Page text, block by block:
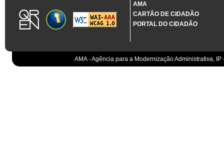
AMA
CARTÃO DE CIDADÃO
PORTAL DO CIDADÃO
AMA - Agência para a Modernização Administrativa,